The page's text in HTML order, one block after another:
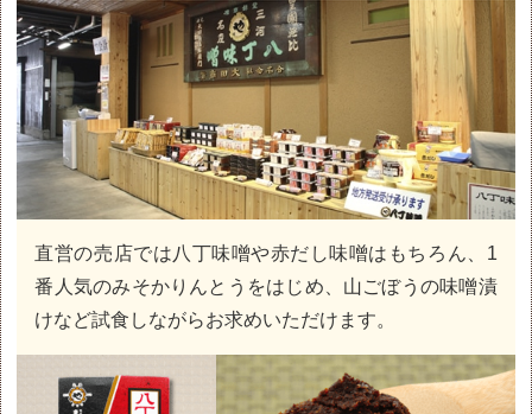
直営の売店では八丁味噌や赤だし味噌はもちろん、1
番人気のみそかりんとうをはじめ、山ごぼうの味噌漬
けなど試食しながらお求めいただけます。